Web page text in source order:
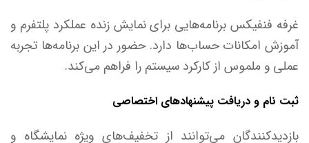
غرفه فنفیکس برنامه‌هایی برای نمایش زنده عملکرد پلتفرم و
آموزش امکانات حساب‌ها دارد. حضور در این برنامه‌ها تجربه
عملی و ملموس از کارکرد سیستم را فراهم می‌کند.
ثبت نام و دریافت پیشنهاد‌های اختصاصی
بازدیدکنندگان می‌توانند از تخفیف‌های ویژه نمایشگاه و